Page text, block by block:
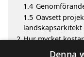
1.4
1.5 Oavsett
2 Hur mycket
Fördelar med att
Denna